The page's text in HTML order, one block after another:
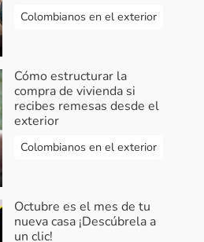
Colombianos en el exterior
Cómo estructurar la
compra de vivienda si
recibes remesas desde el
exterior
Colombianos en el exterior
Octubre es el mes de tu
nueva casa ¡Descúbrela a
un clic!